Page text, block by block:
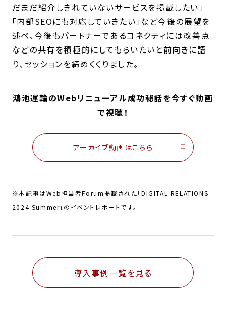
だまだ紹介しきれていないサービスを掲載したい」
「内部SEOにも対応していきたい」など今後の展望を
述べ、今後もパートナーであるコネクティには改善点
などの共有を積極的にしてもらいたいと前向きに語
り、セッションを締めくくりました。
鴻池運輸のWebリニューアル成功秘話を今すぐ動画
で視聴！
アーカイブ動画はこちら
※本記事はWeb担当者Forum掲載された「DIGITAL RELATIONS
2024 Summer」のイベントレポートです。
導入事例一覧を見る